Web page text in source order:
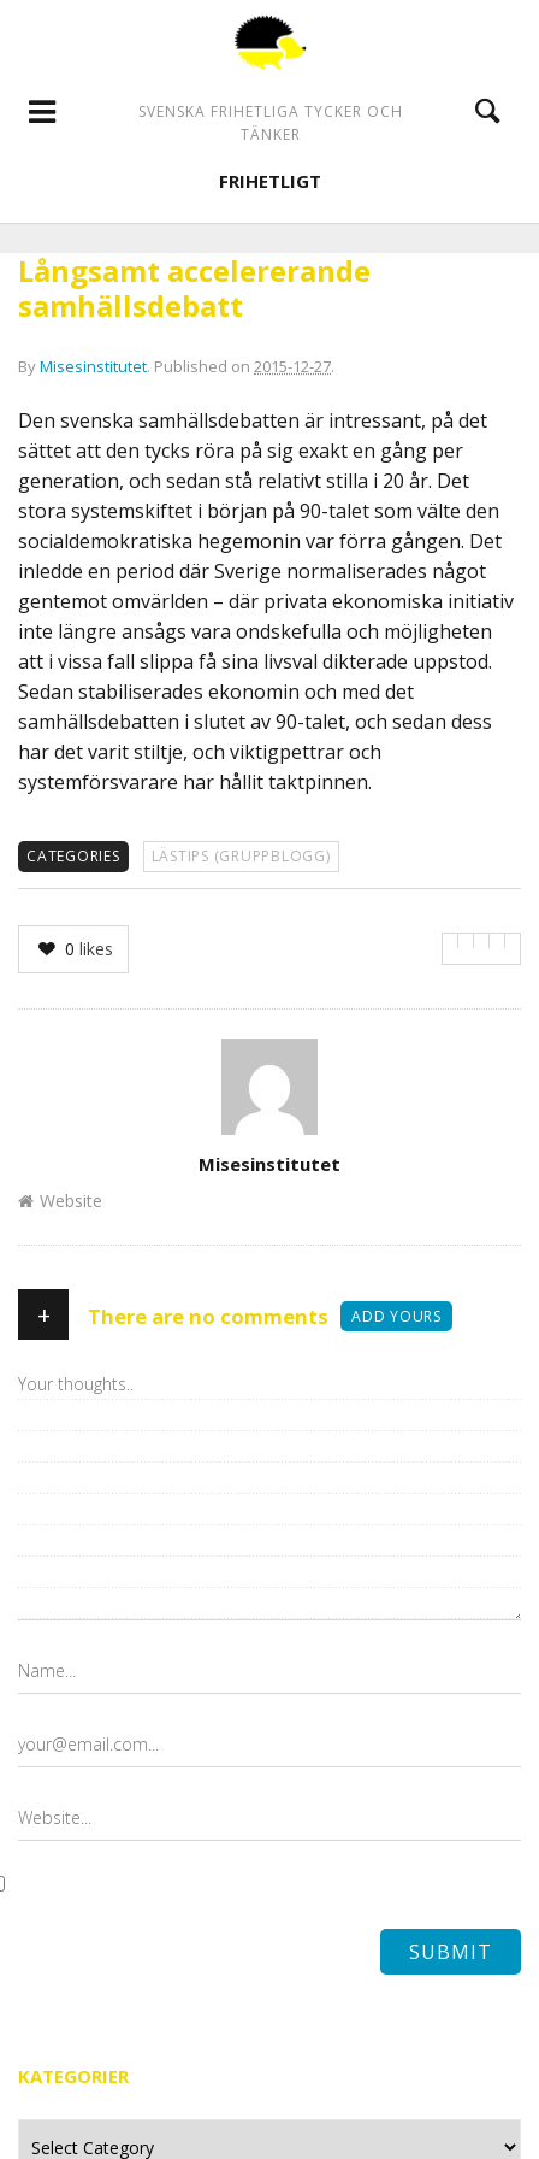
SVENSKA FRIHETLIGA TYCKER OCH
TÄNKER
FRIHETLIGT
Långsamt accelererande
samhällsdebatt
ByMisesinstitutet. Published on 2015-12-27.
Den svenska samhällsdebatten är intressant, på det
sättet att den tycks röra på sig exakt en gång per
generation, och sedan stå relativt stilla i 20 år. Det
stora systemskiftet i början på 90-talet som välte den
socialdemokratiska hegemonin var förra gången. Det
inledde en period där Sverige normaliserades något
gentemot omvärlden – där privata ekonomiska initiativ
inte längre ansågs vara ondskefulla och möjligheten
att i vissa fall slippa få sina livsval dikterade uppstod.
Sedan stabiliserades ekonomin och med det
samhällsdebatten i slutet av 90-talet, och sedan dess
har det varit stiltje, och viktigpettrar och
systemförsvarare har hållit taktpinnen.
CATEGORIES LÄSTIPS (GRUPPBLOGG)
0 likes
Misesinstitutet
Website
+ There are no comments ADD YOURS
KATEGORIER